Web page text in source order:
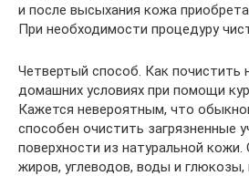
и после высыхания кожа
При необходимости процедуру
Четвертый способ. Как почистить
домашних условиях при помощи
Кажется невероятным, что
способен очистить загрязненные
поверхности из натуральной
жиров, углеводов, воды и глюкозы,